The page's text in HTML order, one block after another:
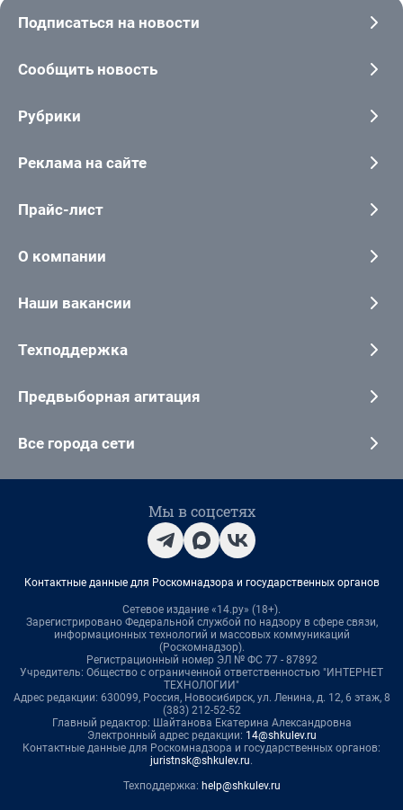
Подписаться на новости
Сообщить новость
Рубрики
Реклама на сайте
Прайс-лист
О компании
Наши вакансии
Техподдержка
Предвыборная агитация
Все города сети
Мы в соцсетях
Контактные данные для Роскомнадзора и государственных органов
Сетевое издание «14.ру» (18+).
Зарегистрировано Федеральной службой по надзору в сфере связи,
информационных технологий и массовых коммуникаций
(Роскомнадзор).
Регистрационный номер ЭЛ № ФС 77 - 87892
Учредитель: Общество с ограниченной ответственностью "ИНТЕРНЕТ
ТЕХНОЛОГИИ"
Адрес редакции: 630099, Россия, Новосибирск, ул. Ленина, д. 12, 6 этаж, 8
(383) 212-52-52
Главный редактор: Шайтанова Екатерина Александровна
Электронный адрес редакции: 14@shkulev.ru
Контактные данные для Роскомнадзора и государственных органов:
juristnsk@shkulev.ru.
Техподдержка: help@shkulev.ru